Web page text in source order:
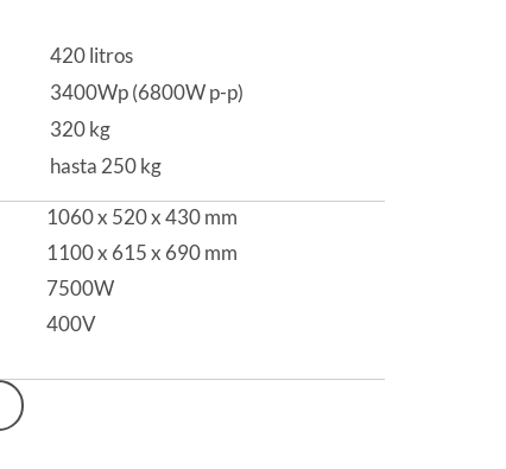
420 litros
3400Wp (6800W p-p)
320 kg
hasta 250 kg
1060 x 520 x 430 mm
1100 x 615 x 690 mm
7500W
400V